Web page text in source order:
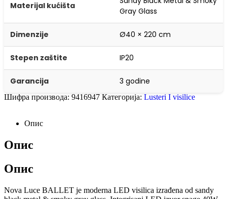
Materijal kućišta
Gray Glass
Dimenzije Ø40 × 220 cm
Stepen zaštite IP20
Garancija 3 godine
Шифра производа: 9416947 Категорија: Lusteri I visilice
Опис
Опис
Опис
Nova Luce BALLET je moderna LED visilica izrađena od sandy